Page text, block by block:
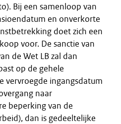
Bij een samenloop van
en onverkorte
doet zich een
voor. De sanctie van
de Wet LB zal dan
op de gehele
vervroegde ingangsdatum
naar
beperking van de
dan is gedeeltelijke